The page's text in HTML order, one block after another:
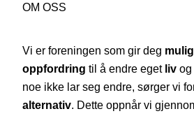
OM OSS
Vi er foreningen som gir deg
oppfordring til å endre eget liv og
noe ikke lar seg endre, sørger vi
alternativ. Dette oppnår vi